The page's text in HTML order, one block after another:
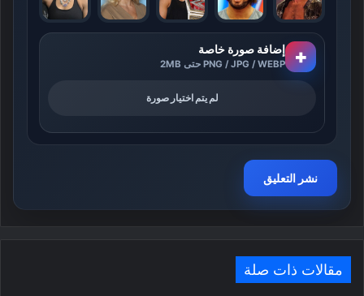
+ إضافة صورة خاصة
PNG / JPG / WEBP حتى 2MB
لم يتم اختيار صورة
مقالات ذات صلة